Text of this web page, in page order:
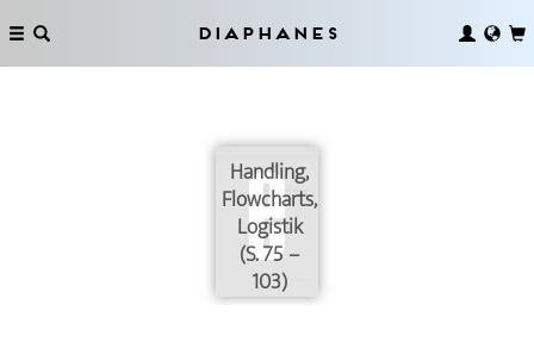
Diaphanes
Handling,
Flowcharts,
Logistik
(S. 75 –
103)